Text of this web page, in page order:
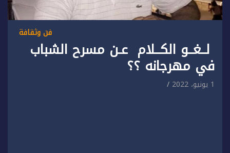
فن وثقافة
لــغــو الكــلام عـن مسرح الشباب
في مهرجانه ؟؟
1 يونيو، 2022